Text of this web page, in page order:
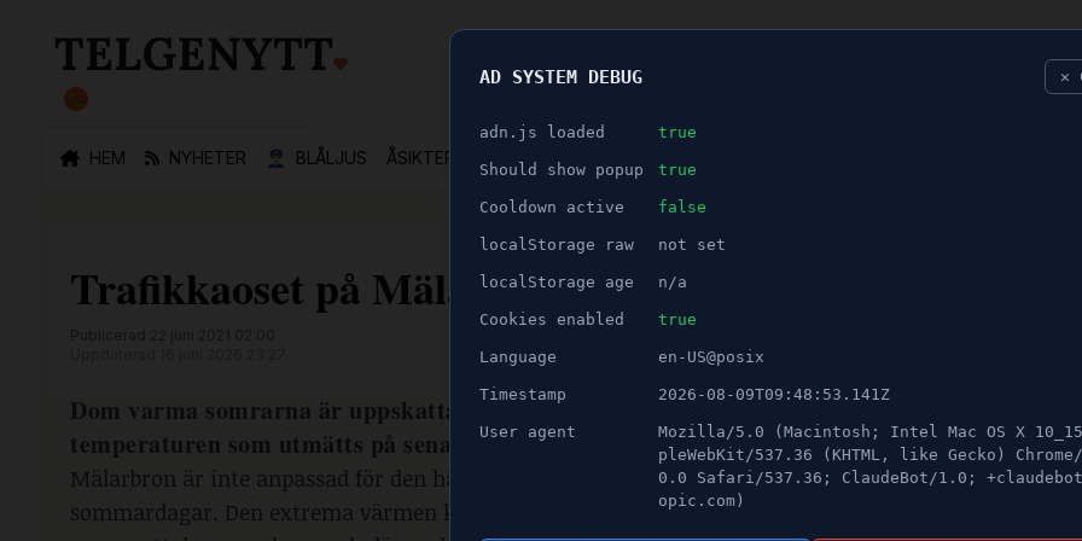
HEM NYHETER 👮🏻‍♂️ BLÅLJUS ÅSIKTER SPORT NÖJE
ANNONS
Trafikkaoset på Mälarbron "Samma visa varje
Dom varma somrarna är uppskattade och efterlängtade. Men dom varma somrarna och den
temperaturen som utmätts på senare år medför andra problem.
Mälarbron är inte anpassad för den här extrema värmen och behöver därför kylas ner under varma
sommardagar. Den extrema värmen kan förhindra att Mälarbron öppnas eftersom att stålklaffarna
AD SYSTEM DEBUG ✕
adn.js loaded true
Should show popup true
Cooldown active false
localStorage raw not set
localStorage age n/a
Cookies enabled true
Language en-US@posix
Timestamp 2026-08-09T09:48:53.141Z
User agent
Mozilla/5.0 (Macintosh; Intel Mac OS X
pleWebKit/537.36 (KHTML, like Gecko)
0.0 Safari/537.36; ClaudeBot/1.0;
opic.com)